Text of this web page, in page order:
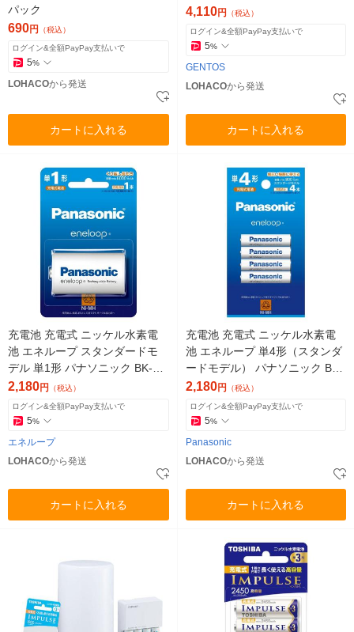
パック
690円 （税込）
ログイン&全額PayPay支払いで
5%
LOHACOから発送
カートに入れる
6R SG-39SB 1個
4,110円 （税込）
ログイン&全額PayPay支払いで
5%
GENTOS
LOHACOから発送
カートに入れる
充電池 充電式 ニッケル水素電
池 エネループ スタンダードモ
デル 単1形 パナソニック BK-1M
CD/1 1本
2,180円 （税込）
ログイン&全額PayPay支払いで
5%
エネループ
LOHACOから発送
カートに入れる
充電池 充電式 ニッケル水素電
池 エネループ 単4形（スタンダ
ードモデル） パナソニック BK-
4MCD/4H 4本パック
2,180円 （税込）
ログイン&全額PayPay支払いで
5%
Panasonic
LOHACOから発送
カートに入れる